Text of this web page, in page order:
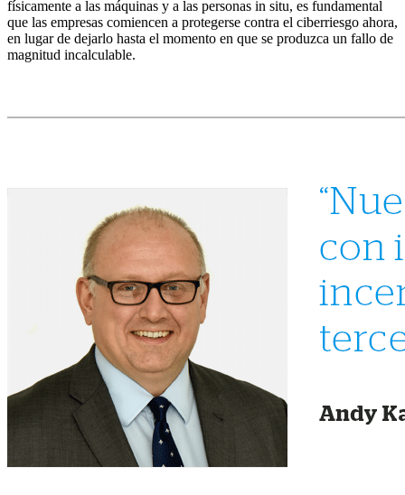
físicamente a las máquinas y a las personas in situ, es fundamental
que las empresas comiencen a protegerse contra el ciberriesgo ahora,
en lugar de dejarlo hasta el momento en que se produzca un fallo de
magnitud incalculable.